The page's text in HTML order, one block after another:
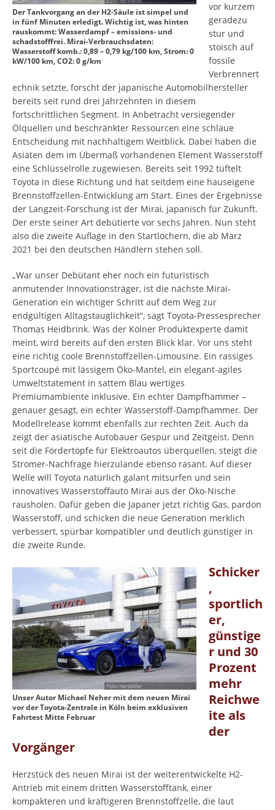
Der Tankvorgang an der H2-Säule ist simpel und
in fünf Minuten erledigt. Wichtig ist, was hinten
rauskommt: Wasserdampf – emissions- und
schadstofffrei. Mirai-Verbrauchsdaten:
Wasserstoff komb.: 0,89 – 0,79 kg/100 km, Strom: 0
kW/100 km, CO2: 0 g/km
vor kurzem
geradezu
stur und
stoisch auf
fossile
Verbrennert
echnik setzte, forscht der japanische Automobilhersteller
bereits seit rund drei Jahrzehnten in diesem
fortschrittlichen Segment. In Anbetracht versiegender
Ölquellen und beschränkter Ressourcen eine schlaue
Entscheidung mit nachhaltigem Weitblick. Dabei haben die
Asiaten dem im Übermaß vorhandenen Element Wasserstoff
eine Schlüsselrolle zugewiesen. Bereits seit 1992 tüftelt
Toyota in diese Richtung und hat seitdem eine hauseigene
Brennstoffzellen-Entwicklung am Start. Eines der Ergebnisse
der Langzeit-Forschung ist der Mirai, japanisch für Zukunft.
Der erste seiner Art debütierte vor sechs Jahren. Nun steht
also die zweite Auflage in den Startlöchern, die ab März
2021 bei den deutschen Händlern stehen soll.
„War unser Debütant eher noch ein futuristisch
anmutender Innovationsträger, ist die nächste Mirai-
Generation ein wichtiger Schritt auf dem Weg zur
endgültigen Alltagstauglichkeit“, sagt Toyota-Pressesprecher
Thomas Heidbrink. Was der Kölner Produktexperte damit
meint, wird bereits auf den ersten Blick klar. Vor uns steht
eine richtig coole Brennstoffzellen-Limousine. Ein rassiges
Sportcoupé mit lässigem Öko-Mantel, ein elegant-agiles
Umweltstatement in sattem Blau wertiges
Premiumambiente inklusive. Ein echter Dampfhammer –
genauer gesagt, ein echter Wasserstoff-Dampfhammer. Der
Modellrelease kommt ebenfalls zur rechten Zeit. Auch da
zeigt der asiatische Autobauer Gespür und Zeitgeist. Denn
seit die Fördertöpfe für Elektroautos überquellen, steigt die
Stromer-Nachfrage hierzulande ebenso rasant. Auf dieser
Welle will Toyota natürlich galant mitsurfen und sein
innovatives Wasserstoffauto Mirai aus der Öko-Nische
rausholen. Dafür geben die Japaner jetzt richtig Gas, pardon
Wasserstoff, und schicken die neue Generation merklich
verbessert, spürbar kompatibler und deutlich günstiger in
die zweite Runde.
Unser Autor Michael Neher mit dem neuen Mirai
vor der Toyota-Zentrale in Köln beim exklusiven
Fahrtest Mitte Februar
Schicker
,
sportlich
er,
günstige
r und 30
Prozent
mehr
Reichwe
ite als
der
Vorgänger
Herzstück des neuen Mirai ist der weiterentwickelte H2-
Antrieb mit einem dritten Wasserstofftank, einer
kompakteren und kräftigeren Brennstoffzelle, die laut